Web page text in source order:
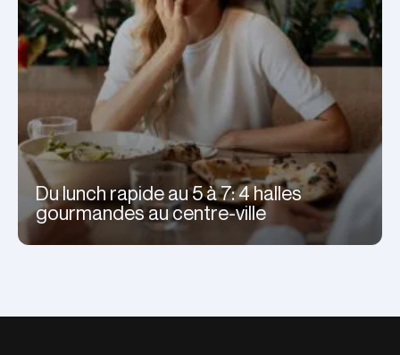
Du lunch rapide au 5 à 7: 4 halles
gourmandes au centre-ville